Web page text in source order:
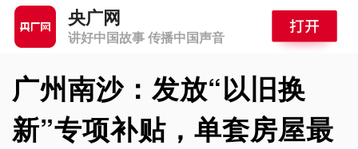
央广网
讲好中国故事 传播中国声音
广州南沙：发放“以旧换
新”专项补贴，单套房屋最